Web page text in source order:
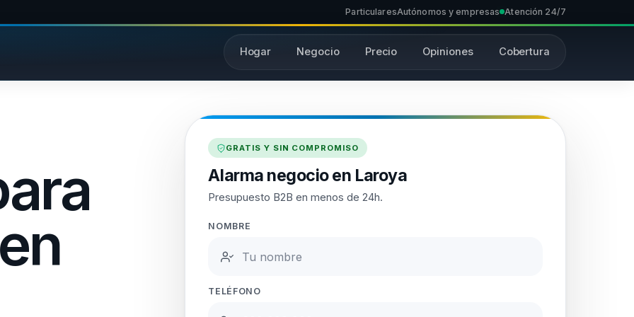
ParticularesAutónomos y empresas Atención 24/7
Hogar Negocio Precio Opiniones Cobertura
GRATIS Y SIN COMPROMISO
Alarma negocio en Laroya
Presupuesto B2B en menos de 24h.
NOMBRE
TELÉFONO